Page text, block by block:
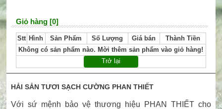
Giỏ hàng [0]
Stt Hình Sản Phẩm Số Lượng Giá bán
Thành Tiền
Không có sản phẩm nào. Mời thêm sản phẩm vào giỏ hàng!
Trở lại
HẢI SẢN TƯƠI SẠCH CƯỜNG PHAN THIẾT
Với sứ mệnh bảo vệ thương hiệu PHAN THIẾT cho